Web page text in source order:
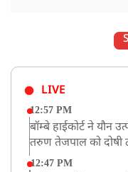
LIVE
12:57 PM
बॉम्बे हाईकोर्ट ने यौन
तरुण तेजपाल को दोषी
12:47 PM